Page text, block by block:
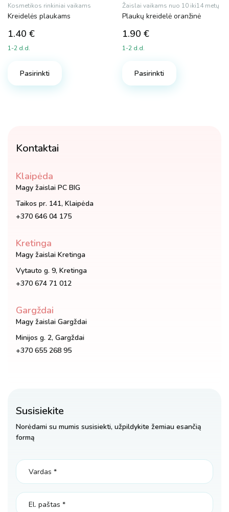
Kosmetikos rinkiniai vaikams
Kreidelės plaukams
1.40 €
1-2 d.d.
Pasirinkti
Žaislai vaikams nuo 10 iki14 metų
Plaukų kreidelė oranžinė
1.90 €
1-2 d.d.
Pasirinkti
Kontaktai
Klaipėda
Magy žaislai PC BIG
Taikos pr. 141, Klaipėda
+370 646 04 175
Kretinga
Magy žaislai Kretinga
Vytauto g. 9, Kretinga
+370 674 71 012
Gargždai
Magy žaislai Gargždai
Minijos g. 2, Gargždai
+370 655 268 95
Susisiekite
Norėdami su mumis susisiekti, užpildykite žemiau esančią
formą